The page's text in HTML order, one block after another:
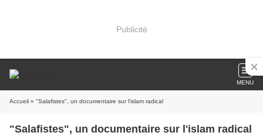
Publicité
MENU
Accueil » "Salafistes", un documentaire sur l'islam radical
"Salafistes", un documentaire sur l'islam radical